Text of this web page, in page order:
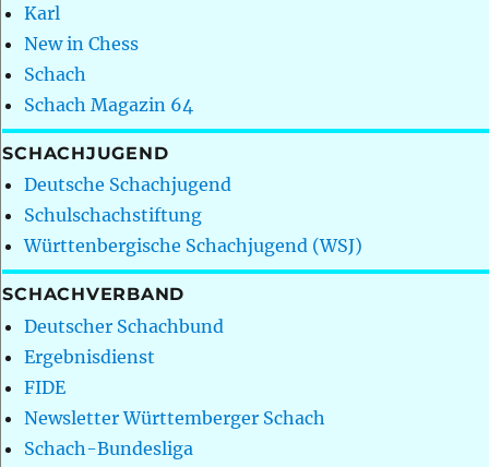
Karl
New in Chess
Schach
Schach Magazin 64
SCHACHJUGEND
Deutsche Schachjugend
Schulschachstiftung
Württenbergische Schachjugend (WSJ)
SCHACHVERBAND
Deutscher Schachbund
Ergebnisdienst
FIDE
Newsletter Württemberger Schach
Schach-Bundesliga